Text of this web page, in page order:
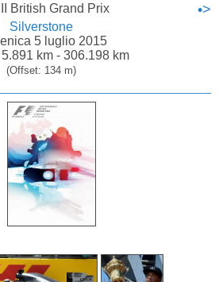
British Grand Prix •>
Silverstone
5 luglio 2015
km - 306.198 km
(Offset: 134 m)